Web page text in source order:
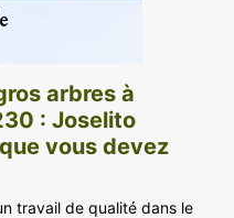
arbres à
: Joselito
vous devez
travail de qualité dans le